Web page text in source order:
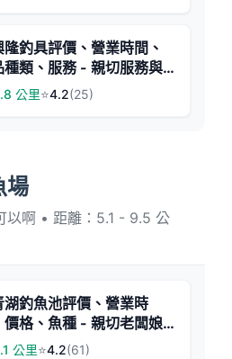
隆釣具評價、營業時間、
種類、服務 - 親切服務與
維修
公里⭐4.2(25)
場
以啊 • 距離：5.1 - 9.5 公
湖釣魚池評價、營業時
價格、魚種 - 親切老闆娘
富魚獲
公里⭐4.2(61)